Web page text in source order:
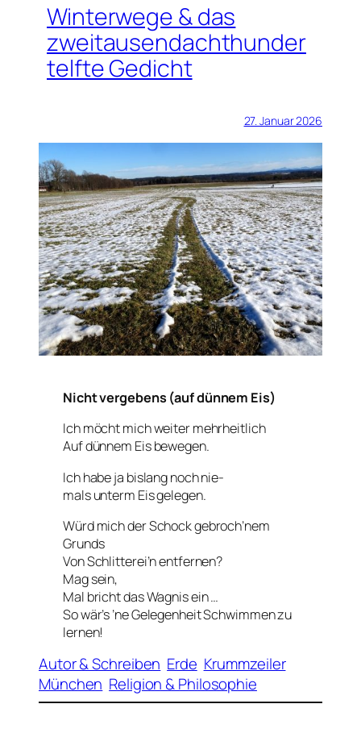
Winterwege & das
zweitausendachthunder
telfte Gedicht
27. Januar 2026
Nicht vergebens (auf dünnem Eis)
Ich möcht mich weiter mehrheitlich
Auf dünnem Eis bewegen.
Ich habe ja bislang noch nie-
mals unterm Eis gelegen.
Würd mich der Schock gebroch’nem
Grunds
Von Schlitterei’n entfernen?
Mag sein,
Mal bricht das Wagnis ein …
So wär’s ’ne Gelegenheit Schwimmen zu
lernen!
Autor & Schreiben Erde Krummzeiler
München Religion & Philosophie